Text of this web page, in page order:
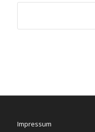
Impressum